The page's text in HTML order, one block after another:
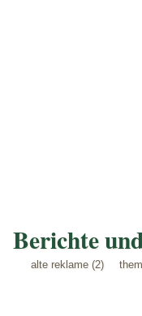
Berichte
alte reklame (2)